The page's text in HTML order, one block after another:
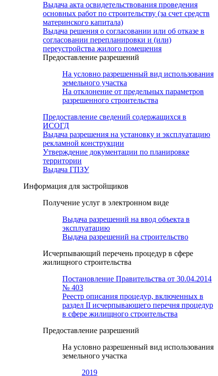
Выдача акта освидетельствования проведения
основных работ по строительству (за счет средств
материнского капитала)
Выдача решения о согласовании или об отказе в
согласовании перепланировки и (или)
переустройства жилого помещения
Предоставление разрешений
На условно разрешенный вид использования
земельного участка
На отклонение от предельных параметров
разрешенного строительства
Предоставление сведений содержащихся в
ИСОГД
Выдача разрешения на установку и эксплуатацию
рекламной конструкции
Утверждение документации по планировке
территории
Выдача ГПЗУ
Информация для застройщиков
Получение услуг в электронном виде
Выдача разрешений на ввод объекта в
эксплуатацию
Выдача разрешений на строительство
Исчерпывающий перечень процедур в сфере
жилищного строительства
Постановление Правительства от 30.04.2014
№ 403
Реестр описания процедур, включенных в
раздел II исчерпывающего перечня процедур
в сфере жилищного строительства
Предоставление разрешений
На условно разрешенный вид использования
земельного участка
2019